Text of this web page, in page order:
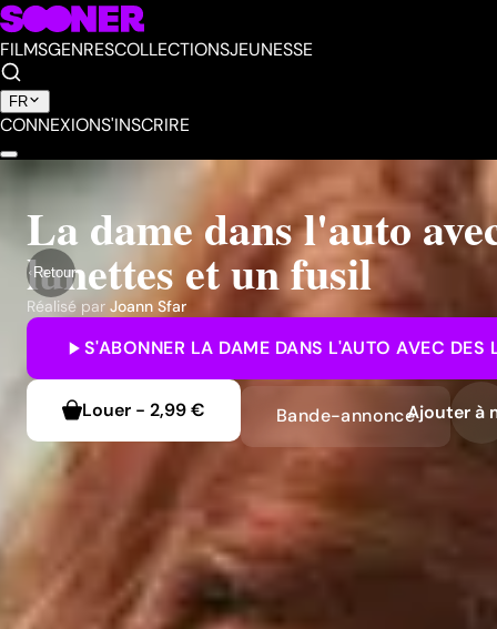
FILMSGENRESCOLLECTIONSJEUNESSE
FR
CONNEXIONS'INSCRIRE
Retour
La dame dans l'auto
lunettes et un fusil
Réalisé par Joann Sfar
S'ABONNER LA DAME DANS L'AUTO AVEC DES
Louer - 2,99 € Bande-annonceAjouter à